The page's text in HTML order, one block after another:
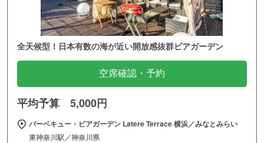
全天候型！日本有数の海が近い開放感抜群ビアガーデン
空席確認・予約
平均予算 5,000円
バーベキュー・ビアガーデン Latere Terrace 横浜／みなとみらい
東神奈川駅／神奈川県